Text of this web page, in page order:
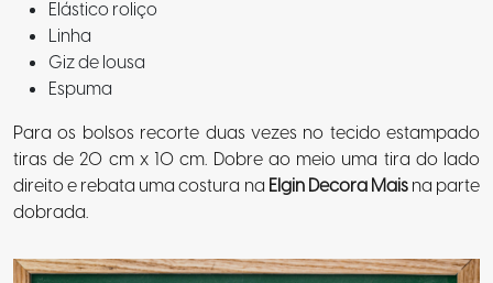
Elástico roliço
Linha
Giz de lousa
Espuma
Para os bolsos recorte duas vezes no tecido estampado
tiras de 20 cm x 10 cm. Dobre ao meio uma tira do lado
direito e rebata uma costura na Elgin Decora Maisna parte
dobrada.